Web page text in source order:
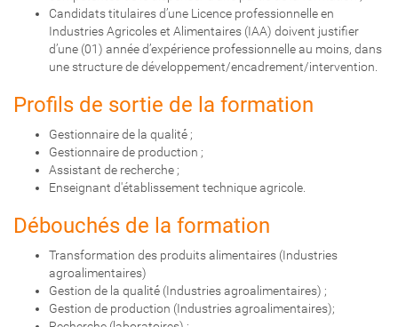
Candidats titulaires d’une Licence professionnelle en
Industries Agricoles et Alimentaires (IAA) doivent justifier
d’une (01) année d’expérience professionnelle au moins, dans
une structure de développement/encadrement/intervention.
Profils de sortie de la formation
Gestionnaire de la qualité́ ;
Gestionnaire de production ;
Assistant de recherche ;
Enseignant d'établissement technique agricole.
Débouchés de la formation
Transformation des produits alimentaires (Industries
agroalimentaires)
Gestion de la qualité́ (Industries agroalimentaires) ;
Gestion de production (Industries agroalimentaires);